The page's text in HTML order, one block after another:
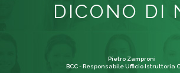
DICONO DI
Pietro Zamproni
BCC - Responsabile Ufficio Istruttoria